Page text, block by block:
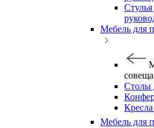
Стулья
Мебель для
Столы
Мебель для